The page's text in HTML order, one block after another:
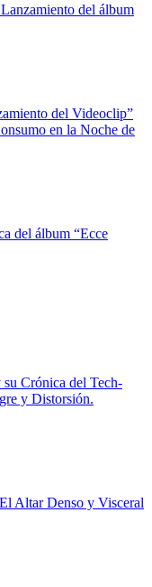
del álbum
del Videoclip”
en la Noche de
del álbum “Ecce
Crónica del Tech-
y Distorsión.
Altar Denso y Visceral